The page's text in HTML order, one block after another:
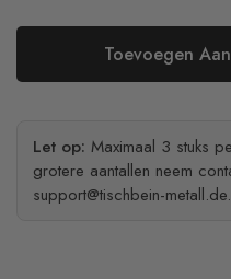
Toevoegen
Let op: Maximaal 3 stuks
grotere aantallen neem
support@tischbein-metall.de.